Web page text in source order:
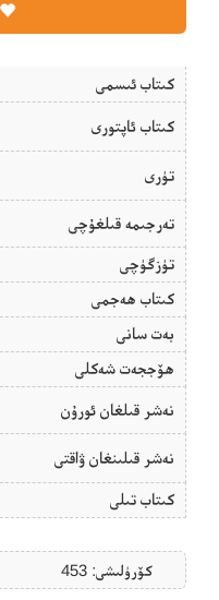
كىتاب ئىسمى
كىتاب ئاپتورى
تۈرى
تەرجىمە قىلغۇچى
تۈزگۈچى
كىتاب ھەجمى
بەت سانى
ھۆججەت شەكلى
نەشر قىلغان ئورۇن
نەشر قىلىنغان ۋاقتى
كىتاب تىلى
كۆرۈلىشى: 453